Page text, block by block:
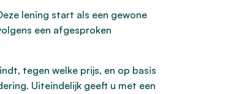
lening start als een gewone
een afgesproken
tegen welke prijs, en op basis
Uiteindelijk geeft u met een